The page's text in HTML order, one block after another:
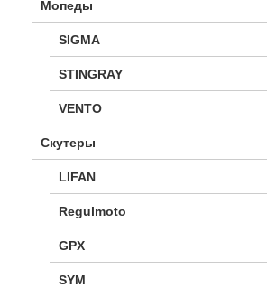
Мопеды
SIGMA
STINGRAY
VENTO
Скутеры
LIFAN
Regulmoto
GPX
SYM